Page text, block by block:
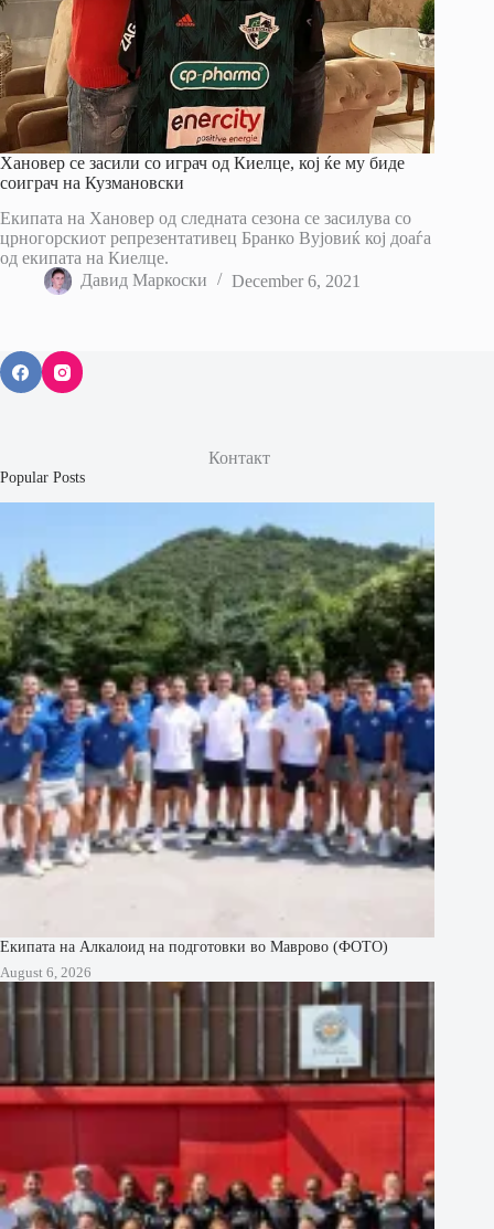
Хановер се засили со играч од Киелце, кој ќе му биде
соиграч на Кузмановски
Екипата на Хановер од следната сезона се засилува со
црногорскиот репрезентативец Бранко Вујовиќ кој доаѓа
од екипата на Киелце.
Давид Маркоски
December 6, 2021
Контакт
Popular Posts
Екипата на Алкалоид на подготовки во Маврово (ФОТО)
August 6, 2026